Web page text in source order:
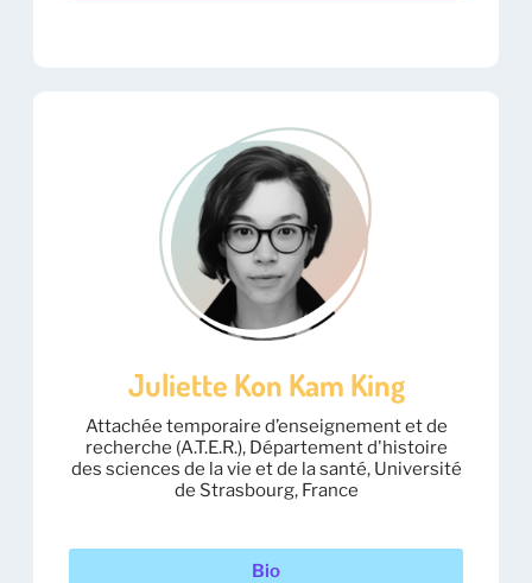
Juliette Kon Kam King
Attachée temporaire d’enseignement et de
recherche (A.T.E.R.), Département d'histoire
des sciences de la vie et de la santé, Université
de Strasbourg, France
Bio